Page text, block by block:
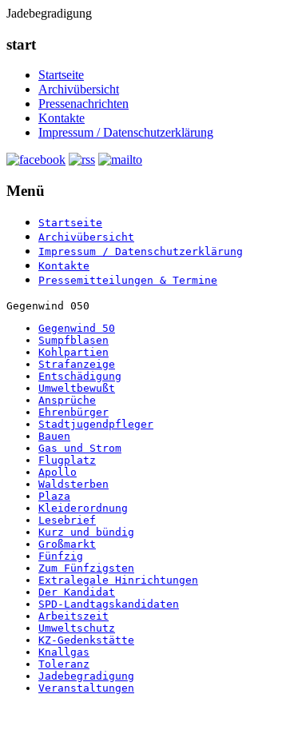
Jadebegradigung
start
Startseite
Archivübersicht
Pressenachrichten
Kontakte
Impressum / Datenschutzerklärung
Menü
Startseite
Archivübersicht
Impressum / Datenschutzerklärung
Kontakte
Pressemitteilungen & Termine
Gegenwind 050
Gegenwind 50
Sumpfblasen
Kohlpartien
Strafanzeige
Entschädigung
Umweltbewußt
Ansprüche
Ehrenbürger
Stadtjugendpfleger
Bauen
Gas und Strom
Flugplatz
Apollo
Waldsterben
Plaza
Kleiderordnung
Lesebrief
Kurz und bündig
Großmarkt
Fünfzig
Zum Fünfzigsten
Extralegale Hinrichtungen
Der Kandidat
SPD-Landtagskandidaten
Arbeitszeit
Umweltschutz
KZ-Gedenkstätte
Knallgas
Toleranz
Jadebegradigung
Veranstaltungen